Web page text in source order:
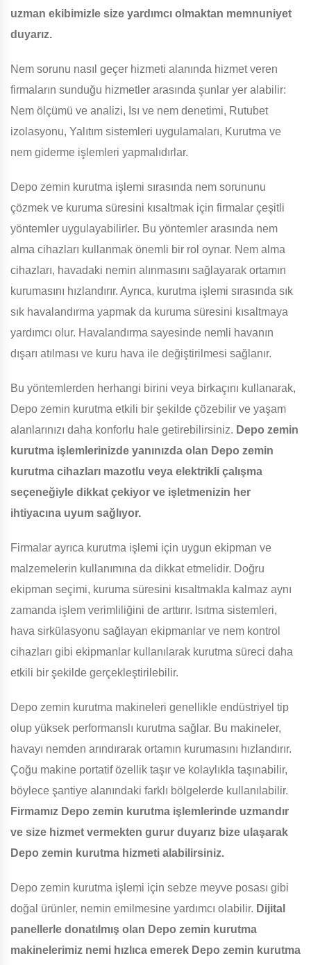
uzman ekibimizle size yardımcı olmaktan memnuniyet
duyarız.
Nem sorunu nasıl geçer hizmeti alanında hizmet veren
firmaların sunduğu hizmetler arasında şunlar yer alabilir:
Nem ölçümü ve analizi, Isı ve nem denetimi, Rutubet
izolasyonu, Yalıtım sistemleri uygulamaları, Kurutma ve
nem giderme işlemleri yapmalıdırlar.
Depo zemin kurutma işlemi sırasında nem sorununu
çözmek ve kuruma süresini kısaltmak için firmalar çeşitli
yöntemler uygulayabilirler. Bu yöntemler arasında nem
alma cihazları kullanmak önemli bir rol oynar. Nem alma
cihazları, havadaki nemin alınmasını sağlayarak ortamın
kurumasını hızlandırır. Ayrıca, kurutma işlemi sırasında sık
sık havalandırma yapmak da kuruma süresini kısaltmaya
yardımcı olur. Havalandırma sayesinde nemli havanın
dışarı atılması ve kuru hava ile değiştirilmesi sağlanır.
Bu yöntemlerden herhangi birini veya birkaçını kullanarak,
Depo zemin kurutma etkili bir şekilde çözebilir ve yaşam
alanlarınızı daha konforlu hale getirebilirsiniz. Depo zemin
kurutma işlemlerinizde yanınızda olan Depo zemin
kurutma cihazları mazotlu veya elektrikli çalışma
seçeneğiyle dikkat çekiyor ve işletmenizin her
ihtiyacına uyum sağlıyor.
Firmalar ayrıca kurutma işlemi için uygun ekipman ve
malzemelerin kullanımına da dikkat etmelidir. Doğru
ekipman seçimi, kuruma süresini kısaltmakla kalmaz aynı
zamanda işlem verimliliğini de arttırır. Isıtma sistemleri,
hava sirkülasyonu sağlayan ekipmanlar ve nem kontrol
cihazları gibi ekipmanlar kullanılarak kurutma süreci daha
etkili bir şekilde gerçekleştirilebilir.
Depo zemin kurutma makineleri genellikle endüstriyel tip
olup yüksek performanslı kurutma sağlar. Bu makineler,
havayı nemden arındırarak ortamın kurumasını hızlandırır.
Çoğu makine portatif özellik taşır ve kolaylıkla taşınabilir,
böylece şantiye alanındaki farklı bölgelerde kullanılabilir.
Firmamız Depo zemin kurutma işlemlerinde uzmandır
ve size hizmet vermekten gurur duyarız bize ulaşarak
Depo zemin kurutma hizmeti alabilirsiniz.
Depo zemin kurutma işlemi için sebze meyve posası gibi
doğal ürünler, nemin emilmesine yardımcı olabilir. Dijital
panellerle donatılmış olan Depo zemin kurutma
makinelerimiz nemi hızlıca emerek Depo zemin kurutma